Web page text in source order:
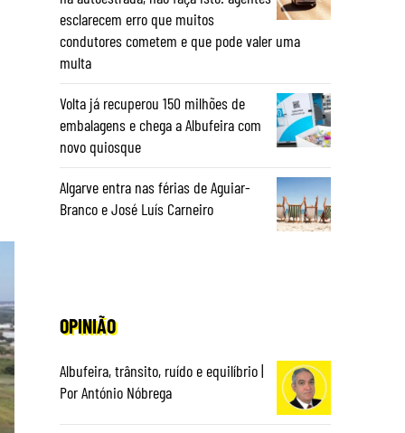
esclarecem erro que muitos
condutores cometem e que pode valer uma
multa
Volta já recuperou 150 milhões de
embalagens e chega a Albufeira com
novo quiosque
Algarve entra nas férias de Aguiar-
Branco e José Luís Carneiro
OPINIÃO
Albufeira, trânsito, ruído e equilíbrio |
Por António Nóbrega